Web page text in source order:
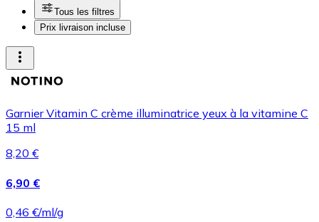
Tous les filtres
Prix livraison incluse
Garnier Vitamin C crème illuminatrice yeux à la vitamine C
15 ml
8,20 €
6,90 €
0,46 €/ml/g